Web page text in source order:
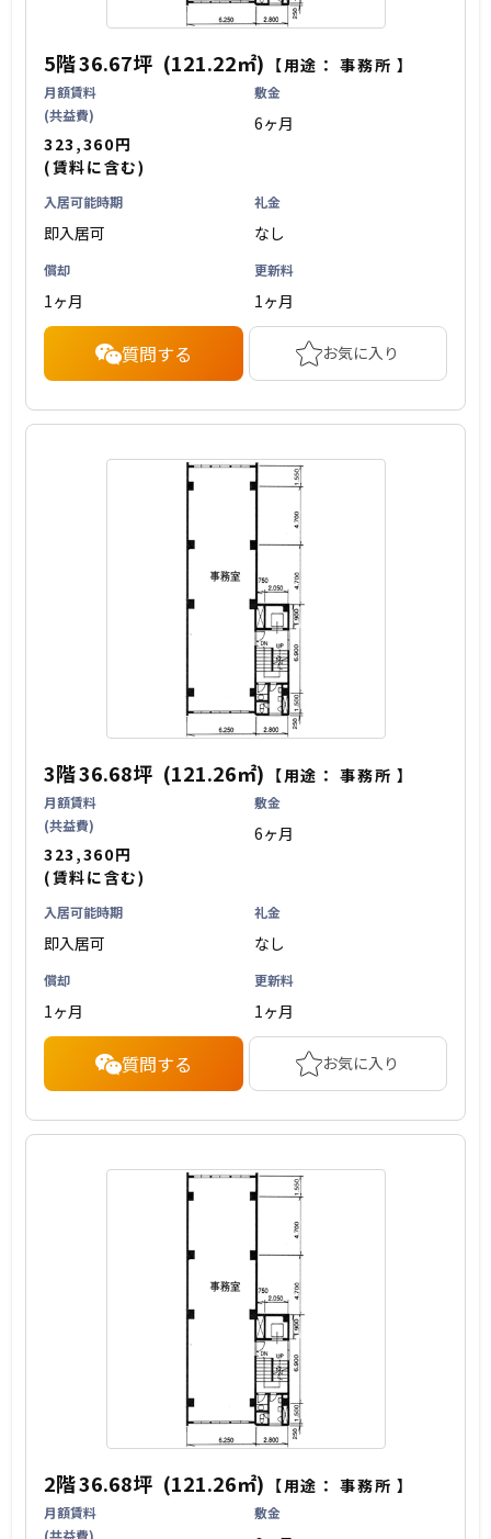
5階36.67坪 (121.22㎡) 【用途：事務所 】
月額賃料
(共益費)
323,360円
(賃料に含む)
敷金
6ヶ月
入居可能時期
即入居可
礼金
なし
償却
1ヶ月
更新料
1ヶ月
質問する お気に入り
3階36.68坪 (121.26㎡) 【用途：事務所 】
月額賃料
(共益費)
323,360円
(賃料に含む)
敷金
6ヶ月
入居可能時期
即入居可
礼金
なし
償却
1ヶ月
更新料
1ヶ月
質問する お気に入り
2階36.68坪 (121.26㎡) 【用途：事務所 】
月額賃料
(共益費)
敷金